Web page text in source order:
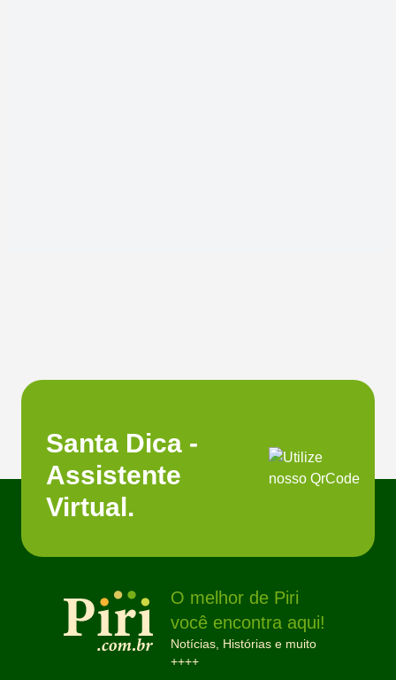
Santa Dica -
Assistente
Virtual.
O melhor de Piri
você encontra aqui!
Notícias, Histórias e muito
++++